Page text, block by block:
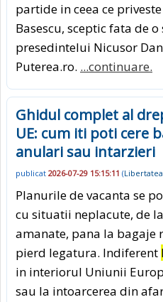
partide in ceea ce
Basescu, sceptic fata de
presedintelui Nicusor
Puterea.ro. ...continuare.
Ghidul complet al
UE: cum iti poti cere
anulari sau intarzieri
publicat 2026-07-29 15:15:11 (Libertatea
Planurile de vacanta se
cu situatii neplacute, de
amanate, pana la bagaje
pierd legatura. Indiferent
in interiorul Uniunii
sau la intoarcerea din